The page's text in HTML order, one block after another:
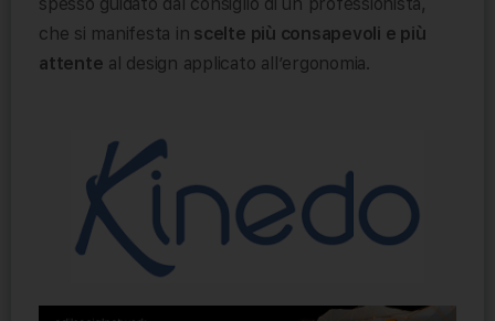
che si manifesta in scelte più consapevoli e più
attente al design applicato all’ergonomia.